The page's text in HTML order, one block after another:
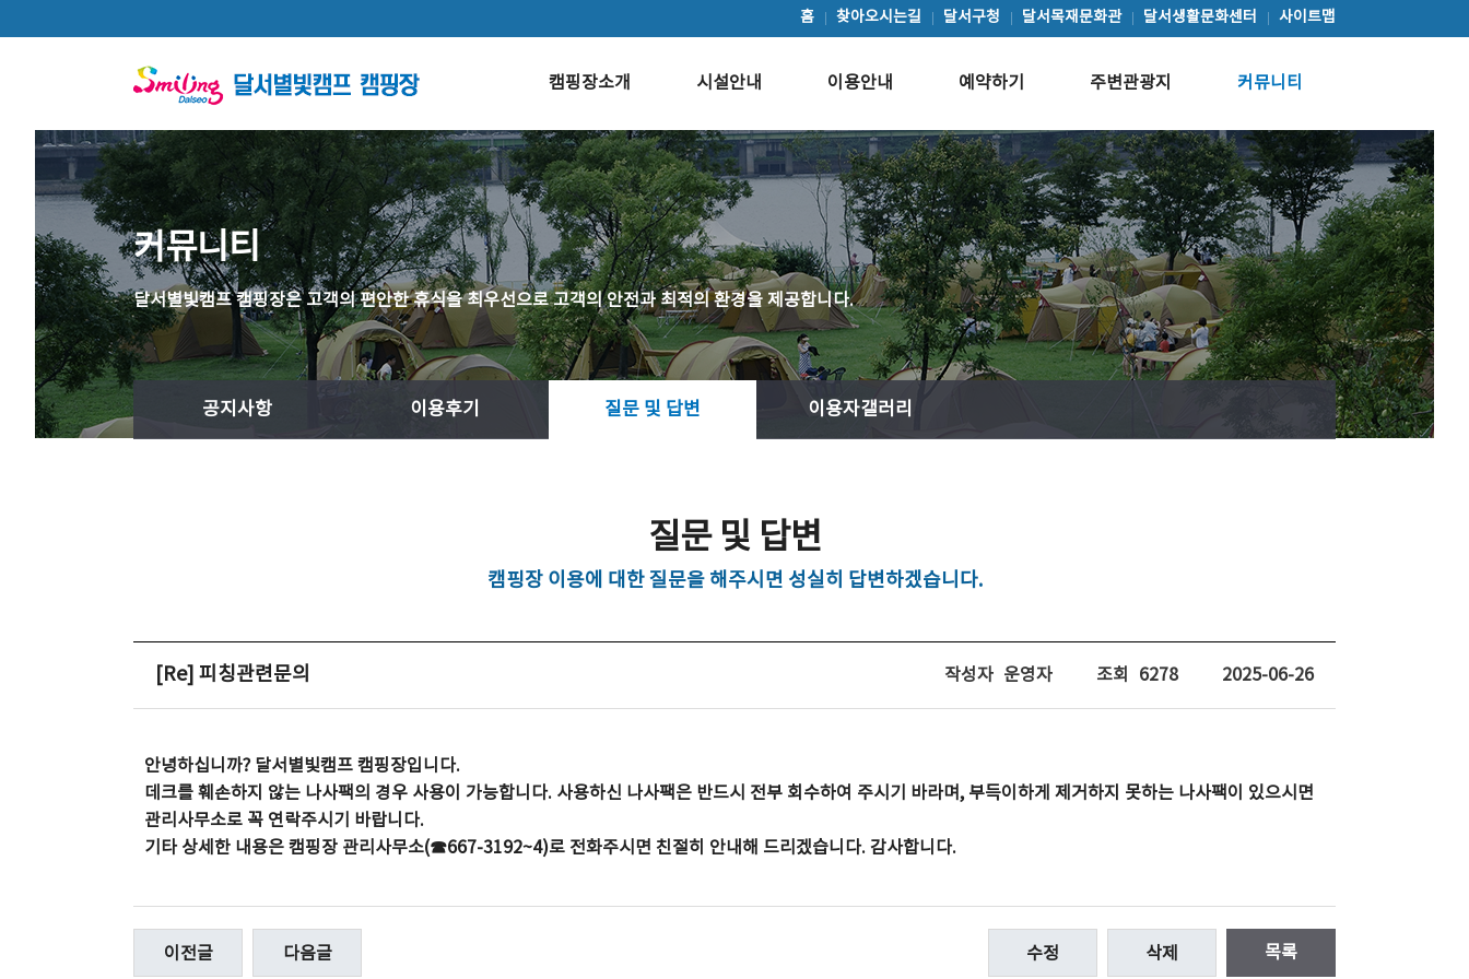
홈 찾아오시는길 달서구청 달서목재문화관 달서생활문화센터 사이트맵
캠핑장소개 시설안내 이용안내 예약하기 주변관광지 커뮤니티
커뮤니티
달서별빛캠프 캠핑장은 고객의 편안한 휴식을 최우선으로 고객의 안전과 최적의 환경을 제공합니다.
공지사항 이용후기 질문 및 답변 이용자갤러리
질문 및 답변
캠핑장 이용에 대한 질문을 해주시면 성실히 답변하겠습니다.
[Re] 피칭관련문의 작성자 운영자 조회 6278 2025-06-26
안녕하십니까? 달서별빛캠프 캠핑장입니다.
데크를 훼손하지 않는 나사팩의 경우 사용이 가능합니다. 사용하신 나사팩은 반드시 전부 회수하여 주시기 바라며, 부득이하게 제거하지 못하는 나사팩이 있으시면
관리사무소로 꼭 연락주시기 바랍니다.
기타 상세한 내용은 캠핑장 관리사무소(☎667-3192~4)로 전화주시면 친절히 안내해 드리겠습니다. 감사합니다.
이전글 다음글 수정 삭제 목록